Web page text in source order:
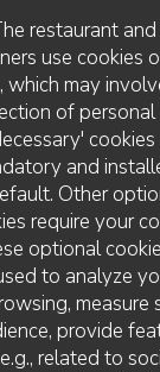
restaurant
use cookies
which may
of personal
cookies
and
Other
require your
optional
to analyze
measure
provide
related to
en fonction
excellents. Le
un sommelier de
- Guests 2
: Food 5 /5
servi avec